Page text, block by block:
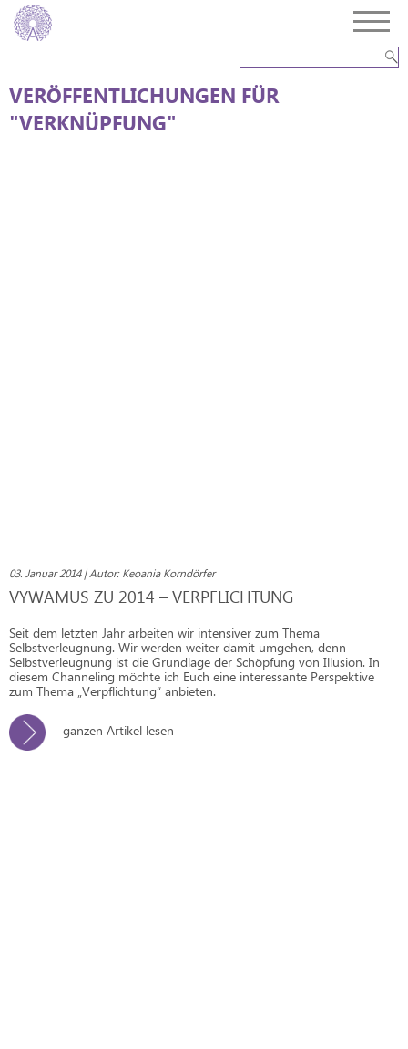
VERÖFFENTLICHUNGEN FÜR
"VERKNÜPFUNG"
03. Januar 2014 | Autor: Keoania Korndörfer
VYWAMUS ZU 2014 – VERPFLICHTUNG
Seit dem letzten Jahr arbeiten wir intensiver zum Thema
Selbstverleugnung. Wir werden weiter damit umgehen, denn
Selbstverleugnung ist die Grundlage der Schöpfung von Illusion. In
diesem Channeling möchte ich Euch eine interessante Perspektive
zum Thema „Verpflichtung“ anbieten.
ganzen Artikel lesen